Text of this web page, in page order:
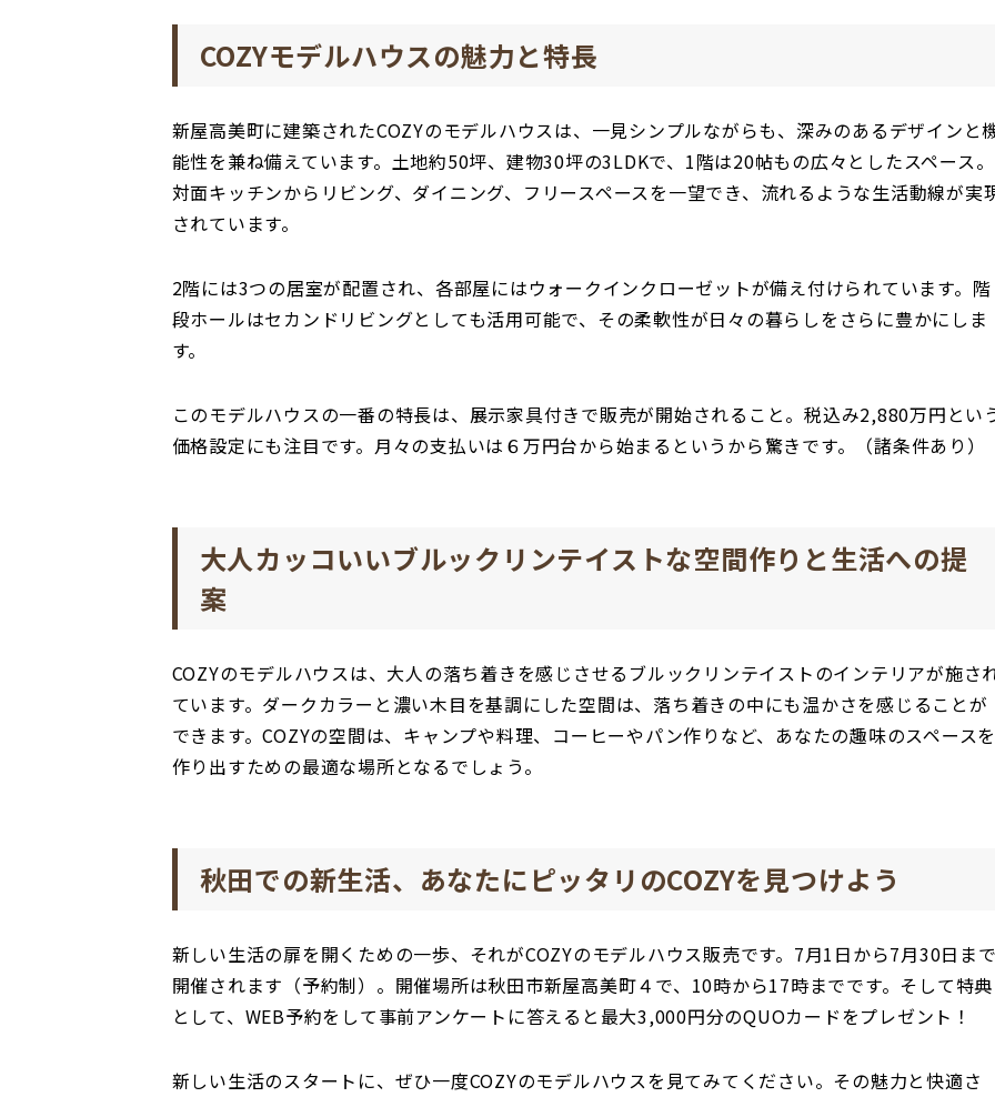
COZYモデルハウスの魅力と特長
新屋高美町に建築されたCOZYのモデルハウスは、一見シンプルながらも、深みのあるデザインと
能性を兼ね備えています。土地約50坪、建物30坪の3LDKで、1階は20帖もの広々としたスペース。
対面キッチンからリビング、ダイニング、フリースペースを一望でき、流れるような生活動線が実
されています。
2階には3つの居室が配置され、各部屋にはウォークインクローゼットが備え付けられています。階
段ホールはセカンドリビングとしても活用可能で、その柔軟性が日々の暮らしをさらに豊かにしま
す。
このモデルハウスの一番の特長は、展示家具付きで販売が開始されること。税込み2,880万円とい
価格設定にも注目です。月々の支払いは６万円台から始まるというから驚きです。（諸条件あり）
大人カッコいいブルックリンテイストな空間作りと生活への提
案
COZYのモデルハウスは、大人の落ち着きを感じさせるブルックリンテイストのインテリアが施さ
ています。ダークカラーと濃い木目を基調にした空間は、落ち着きの中にも温かさを感じることが
できます。COZYの空間は、キャンプや料理、コーヒーやパン作りなど、あなたの趣味のスペースを
作り出すための最適な場所となるでしょう。
秋田での新生活、あなたにピッタリのCOZYを見つけよう
新しい生活の扉を開くための一歩、それがCOZYのモデルハウス販売です。7月1日から7月30日ま
開催されます（予約制）。開催場所は秋田市新屋高美町４で、10時から17時までです。そして特典
として、WEB予約をして事前アンケートに答えると最大3,000円分のQUOカードをプレゼント！
新しい生活のスタートに、ぜひ一度COZYのモデルハウスを見てみてください。その魅力と快適さ